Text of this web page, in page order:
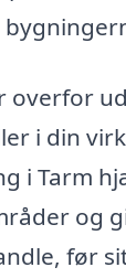
overfor
i din
i Tarm
og
før